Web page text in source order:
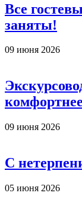
Все
заняты!
09 июня 2026
комфортнее
09 июня 2026
С
05 июня 2026